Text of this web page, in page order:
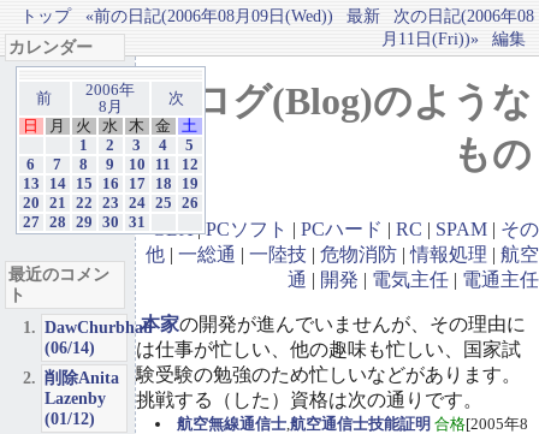
トップ «前の日記(2006年08月09日(Wed)) 最新
次の日記(2006年08
月11日(Fri))»
編集
ブログ(Blog)のような
もの
GBA|PCソフト | PCハード | RC | SPAM | その
他 | 一総通 | 一陸技 | 危物消防 |情報処理 | 航空
通 | 開発 | 電気主任 | 電通主任
本家の開発が進んでいませんが、その理由に
は仕事が忙しい、他の趣味も忙しい、国家試
験受験の勉強のため忙しいなどがあります。
挑戦する（した）資格は次の通りです。
航空無線通信士,航空通信士技能証明 合格[2005年8
カレンダー
前
2006年
8月
次
日
月 火 水 木 金
土
1
2 3 4
5
6
7 8 9 10 11
12
13
14 15 16 17 18
19
20
21 22 23 24 25
26
27 28 29 30 31
最近のコメン
ト
DawChurbhab
(06/14)
削除Anita
Lazenby
(01/12)